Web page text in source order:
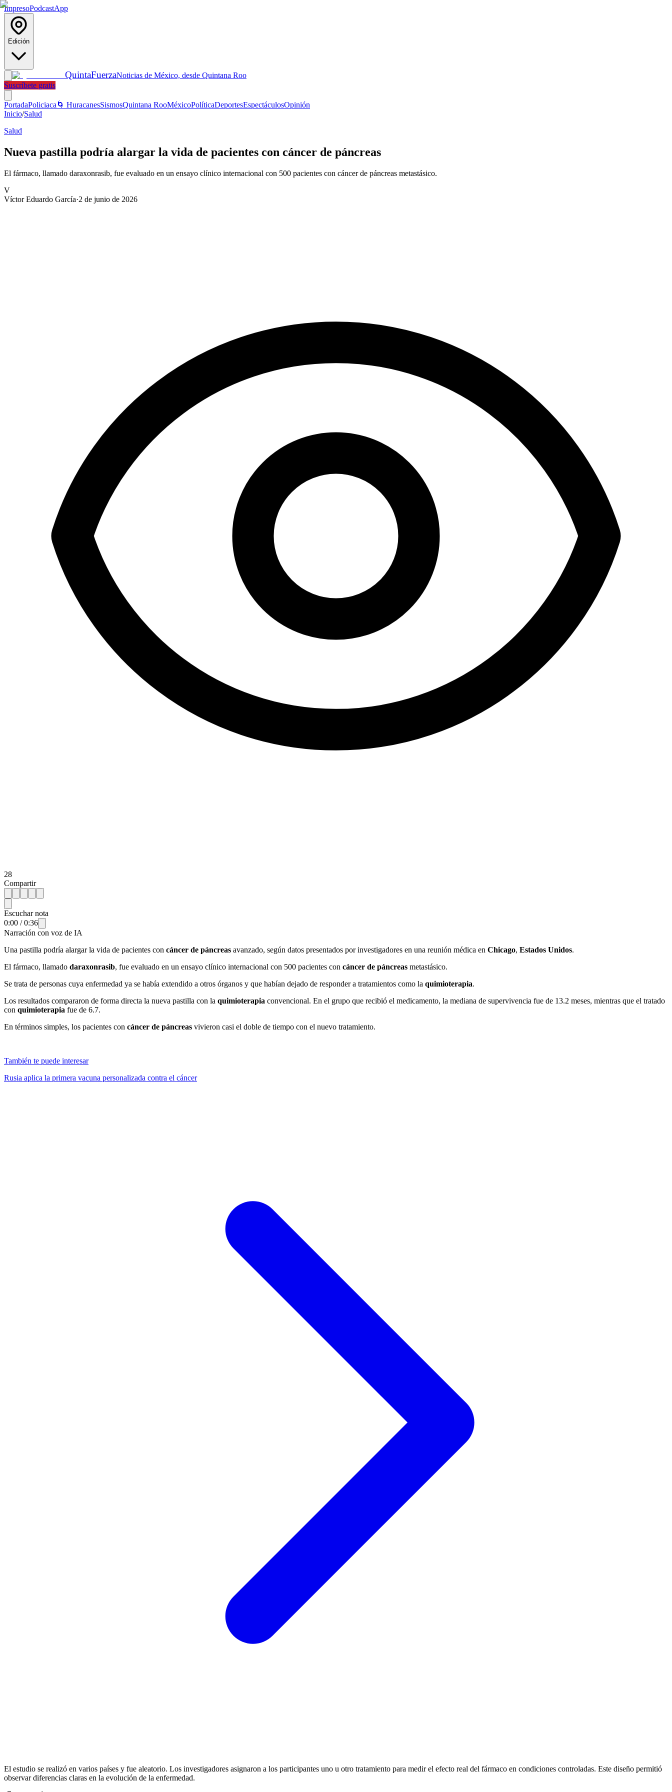
ImpresoPodcastApp
Edición
QuintaFuerzaNoticias de México, desde Quintana Roo
Suscríbete gratis
PortadaPoliciaca 🌀 HuracanesSismosQuintana RooMéxicoPolíticaDeportesEspectáculosOpinión
Inicio/Salud
Salud
Nueva pastilla podría alargar la vida de pacientes con cáncer de páncreas
El fármaco, llamado daraxonrasib, fue evaluado en un ensayo clínico internacional con 500 pacientes con cáncer de páncreas metastásico.
V
Víctor Eduardo García·2 de junio de 2026
28
Compartir
Escuchar nota
0:00 /0:36
Narración con voz de IA
Una pastilla podría alargar la vida de pacientes con cáncer de páncreas avanzado, según datos presentados por investigadores en una reunión médica en Chicago, Estados Unidos.
El fármaco, llamado daraxonrasib, fue evaluado en un ensayo clínico internacional con 500 pacientes con cáncer de páncreas metastásico.
Se trata de personas cuya enfermedad ya se había extendido a otros órganos y que habían dejado de responder a tratamientos como la quimioterapia.
Los resultados compararon de forma directa la nueva pastilla con la quimioterapia convencional. En el grupo que recibió el medicamento, la mediana de supervivencia fue de 13.2 meses, mientras que el tratado
con quimioterapia fue de 6.7.
En términos simples, los pacientes con cáncer de páncreas vivieron casi el doble de tiempo con el nuevo tratamiento.
También te puede interesar
Rusia aplica la primera vacuna personalizada contra el cáncer
El estudio se realizó en varios países y fue aleatorio. Los investigadores asignaron a los participantes uno u otro tratamiento para medir el efecto real del fármaco en condiciones controladas. Este diseño permitió
observar diferencias claras en la evolución de la enfermedad.